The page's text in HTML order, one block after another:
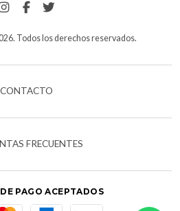
Todos los derechos reservados.
CONTACTO
FRECUENTES
PAGO ACEPTADOS